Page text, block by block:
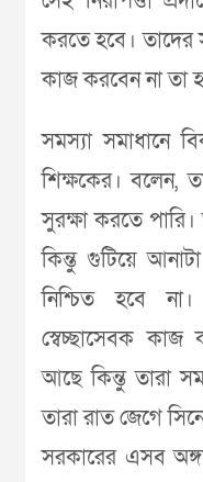
করতে হবে।
কাজ করবেন না তা
সমস্যা সমাধানে
শিক্ষকের। বলেন,
সুরক্ষা করতে
কিন্তু গুটিয়ে
নিশ্চিত হবে
স্বেচ্ছাসেবক
আছে কিন্তু তারা
তারা রাত জেগে
সরকারের এসব